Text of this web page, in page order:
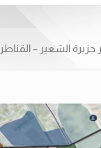
الشعير – القناطر